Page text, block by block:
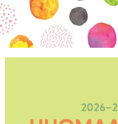
Unohtuiko salasana?
KIRJAUDU SISÄÄN